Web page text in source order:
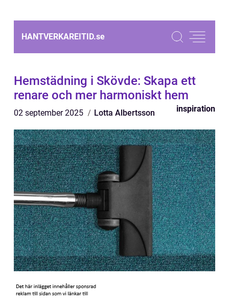
HANTVERKAREITID.se
Hemstädning i Skövde: Skapa ett
renare och mer harmoniskt hem
02 september 2025 Lotta Albertsson inspiration